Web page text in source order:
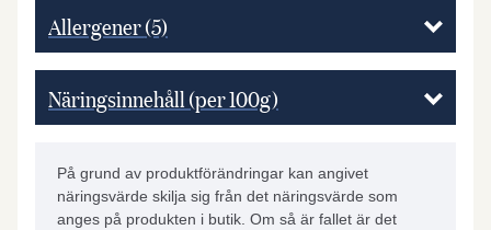
Allergener(5)
Näringsinnehåll (per 100g)
På grund av produktförändringar kan angivet
näringsvärde skilja sig från det näringsvärde som
anges på produkten i butik. Om så är fallet är det